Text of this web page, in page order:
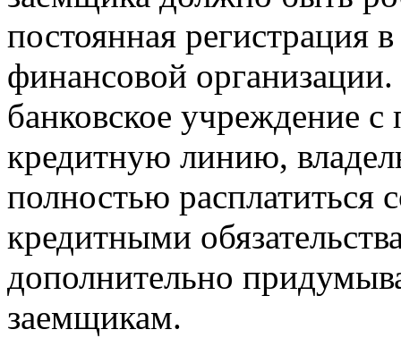
постоянная регистрация
финансовой
банковское учреждение
кредитную линию,
полностью
кредитными
дополнительно
заемщикам.